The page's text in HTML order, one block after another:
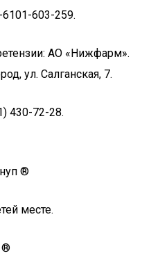
603-259.
АО «Нижфарм».
ул. Салганская, 7.
430-72-28.
®
месте.
®